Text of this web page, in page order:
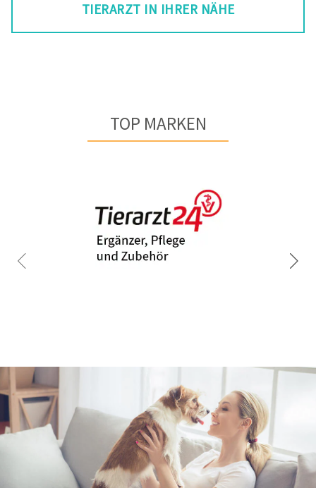
TIERARZT IN IHRER NÄHE
TOP MARKEN